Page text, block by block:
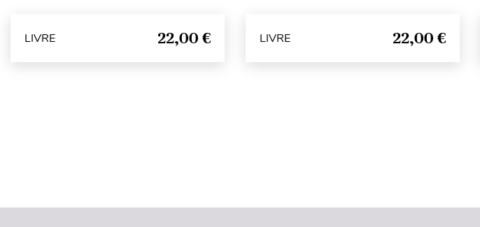
LIVRE 22,00 € LIVRE 22,00 €